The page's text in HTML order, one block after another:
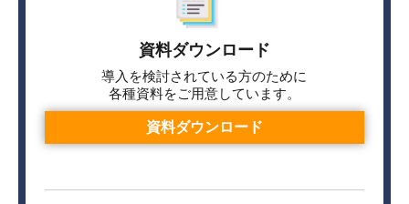
資料ダウンロード
導入を検討されている方のために
各種資料をご用意しています。
資料ダウンロード